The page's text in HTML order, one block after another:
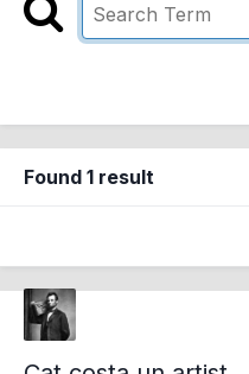
Found 1 result